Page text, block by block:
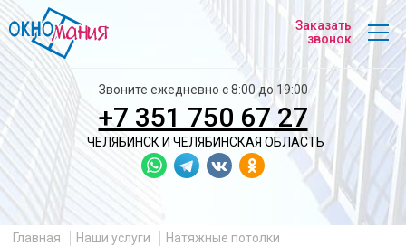
главную
Звоните ежедневно с 8:00 до 19:00
+7 351 750 67 27
ЧЕЛЯБИНСК И ЧЕЛЯБИНСКАЯ ОБЛАСТЬ
Заказать
звонок
Главная Наши услуги Натяжные потолки